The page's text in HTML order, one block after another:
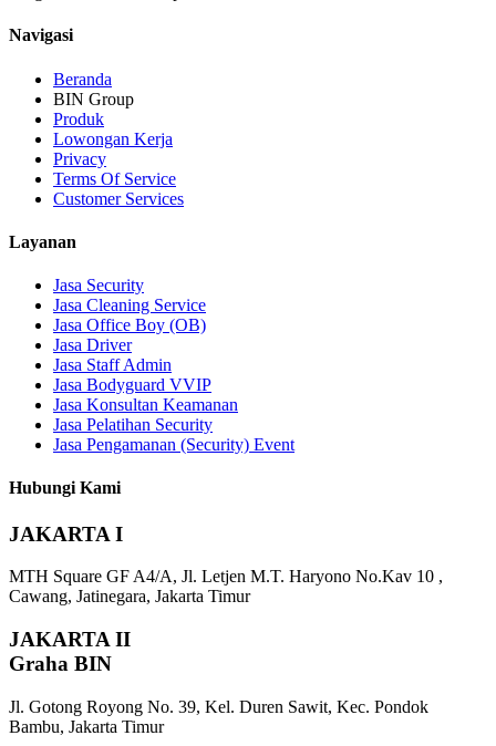
Navigasi
Beranda
BIN Group
Produk
Lowongan Kerja
Privacy
Terms Of Service
Customer Services
Layanan
Jasa Security
Jasa Cleaning Service
Jasa Office Boy (OB)
Jasa Driver
Jasa Staff Admin
Jasa Bodyguard VVIP
Jasa Konsultan Keamanan
Jasa Pelatihan Security
Jasa Pengamanan (Security) Event
Hubungi Kami
JAKARTA I
MTH Square GF A4/A, Jl. Letjen M.T. Haryono No.Kav 10 ,
Cawang, Jatinegara, Jakarta Timur
JAKARTA II
Graha BIN
Jl. Gotong Royong No. 39, Kel. Duren Sawit, Kec. Pondok
Bambu, Jakarta Timur